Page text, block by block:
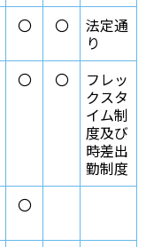
〇 〇
法定通
り
〇 〇
フレッ
クスタ
イム制
度及び
時差出
勤制度
〇